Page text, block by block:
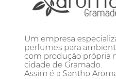
Um empresa
perfumes para
com produção própria
cidade de Gramado.
Assim é a Santho